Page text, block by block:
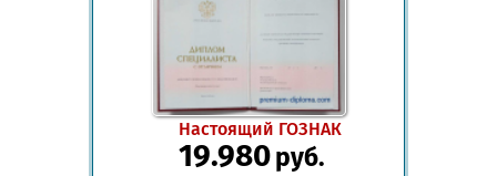
Настоящий ГОЗНАК
19.980руб.